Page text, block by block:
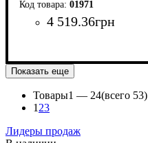
01971
4 519.36грн
Показать еще
Товары1 — 24(всего 53)
1 23
Лидеры продаж